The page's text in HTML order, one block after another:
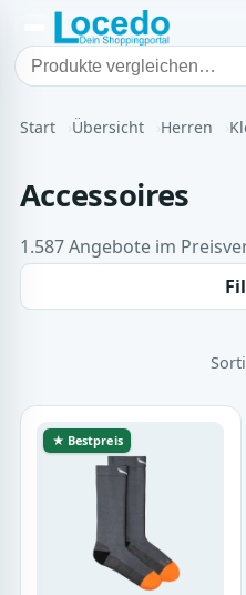
Start Übersicht Herren
Accessoires
1.587 Angebote im
★ Bestpreis